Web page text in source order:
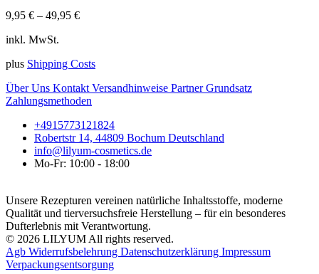
9,95 € – 49,95 €
inkl. MwSt.
plus Shipping Costs
Über Uns Kontakt Versandhinweise PartnerGrundsatz
Zahlungsmethoden
+4915773121824
Robertstr 14, 44809 Bochum Deutschland
info@lilyum-cosmetics.de
Mo-Fr: 10:00 - 18:00
Unsere Rezepturen vereinen natürliche Inhaltsstoffe, moderne
Qualität und tierversuchsfreie Herstellung – für ein besonderes
Dufterlebnis mit Verantwortung.
© 2026 LILYUM All rights reserved.
Agb Widerrufsbelehrung Datenschutzerklärung Impressum
Verpackungsentsorgung